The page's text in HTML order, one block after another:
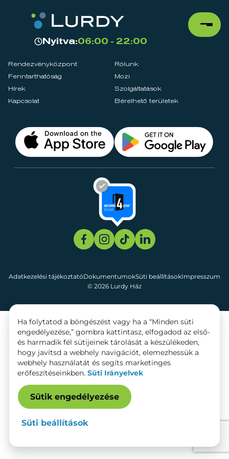
Nyitva:06:00 - 22:00
Rendezvényközpont
Rólunk
Fenntarthatóság
Mozi
Hírek
Szolgáltatások
Kapcsolat
Bérelhető területek
© 2026 Lurdy Ház
Adatkezelési tájékoztatóDokumentumokSüti beállításokImpresszum
Ha folytatod a böngészést vagy ha a “Minden süti
engedélyezése,” gombra kattintasz, elfogadod az első-
és harmadik fél sütijeinek tárolását a készülékeden,
hogy javítsd a webhely navigációt, elemezhessük a
webhely használatát és segíts marketinges
erőfeszítéseinkben. Süti Irányelvek
Sütik engedélyezése
Süti beállítások